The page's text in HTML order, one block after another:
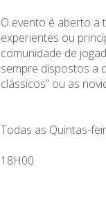
O evento é aberto a
experientes ou
comunidade de
sempre dispostos a
clássicos” ou as
Todas as Quintas-
18H00